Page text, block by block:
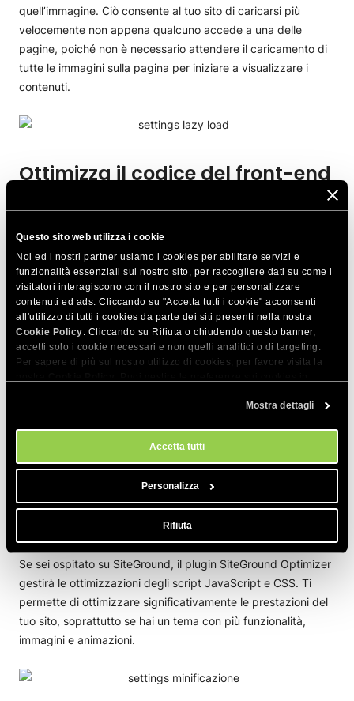
Questo sito web utilizza i cookie
Noi ed i nostri partner usiamo i cookies per abilitare servizi e
funzionalità essenziali sul nostro sito, per raccogliere dati su come i
visitatori interagiscono con il nostro sito e per personalizzare
contenuti ed ads. Cliccando su "Accetta tutti i cookie" acconsenti
all'utilizzo di tutti i cookies da parte dei siti presenti nella nostra
Cookie Policy. Cliccando su Rifiuta o chiudendo questo banner,
accetti solo i cookie necessari e non quelli analitici o di targeting.
Per sapere di più sul nostro utilizzo di cookies, per favore visita la
Mostra dettagli
Accetta tutti
Personalizza
Rifiuta
quell’immagine. Ciò consente al tuo sito di caricarsi più
velocemente non appena qualcuno accede a una delle
pagine, poiché non è necessario attendere il caricamento di
tutte le immagini sulla pagina per iniziare a visualizzare i
contenuti.
Ottimizza il codice del front-end
rendering di pagine belle e funzionali. Inoltre, WooCommerce
aggiunge CSS e JavaScript per supportare funzionalità
come il carrello AJAX, gli aggiornamenti degli ordini e molto
altro ancora. Ecco perché ti consigliamo di avere un
meccanismo che combina, minifica e riordina la sequenza di
caricamento dei tuoi file CSS e JS.
La minificazione e la combinazione sono due tecniche con un
JavaScript e CSS caricati dal tuo sito. La minificazione
combinazione, invece, combina più file JavaScript e CSS in
uno. Ciò riduce il numero di richieste effettuate dal tuo sito.
Come ridurre al minimo il codice con
Se sei ospitato su SiteGround, il plugin SiteGround Optimizer
gestirà le ottimizzazioni degli script JavaScript e CSS. Ti
permette di ottimizzare significativamente le prestazioni del
tuo sito, soprattutto se hai un tema con più funzionalità,
immagini e animazioni.